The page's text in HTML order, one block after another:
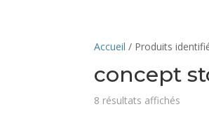
Accueil / Produits
concept
8 résultats affichés